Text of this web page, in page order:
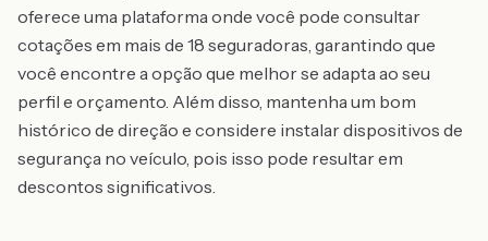
oferece uma plataforma onde você pode consultar
cotações em mais de 18 seguradoras, garantindo que
você encontre a opção que melhor se adapta ao seu
perfil e orçamento. Além disso, mantenha um bom
histórico de direção e considere instalar dispositivos de
segurança no veículo, pois isso pode resultar em
descontos significativos.